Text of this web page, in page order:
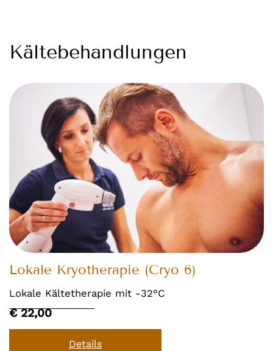
Kältebehandlungen
Lokale Kryotherapie (Cryo 6)
Lokale Kältetherapie mit -32°C
€ 22,00
Details